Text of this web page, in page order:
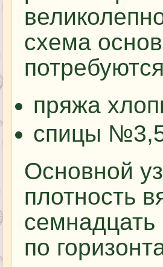
схема
пряжа
спицы
Основной
плотность
семнадцать
по